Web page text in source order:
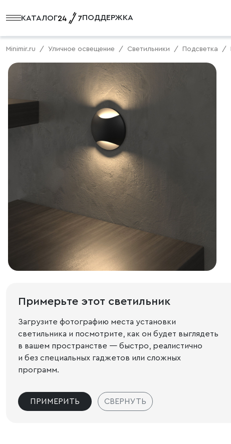
КАТАЛОГ ПОДДЕРЖКА
Minimir.ru Уличное освещение Светильники Подсветка
Примерьте этот светильник
Загрузите фотографию места установки
светильника и посмотрите, как он будет выглядеть
в вашем пространстве — быстро, реалистично
и без специальных гаджетов или сложных
программ.
ПРИМЕРИТЬ СВЕРНУТЬ